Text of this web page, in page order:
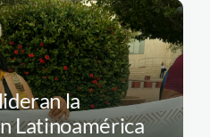
la
Latinoamérica